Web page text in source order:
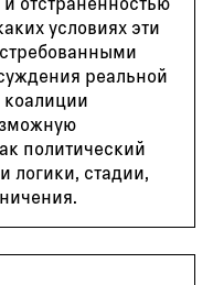
условиях эти
реальной
коалиции
политический
логики, стадии,